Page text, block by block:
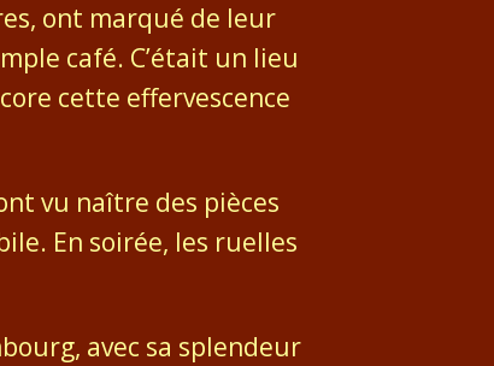
ont marqué de leur
café. C’était un lieu
cette effervescence
vu naître des pièces
En soirée, les ruelles
avec sa splendeur